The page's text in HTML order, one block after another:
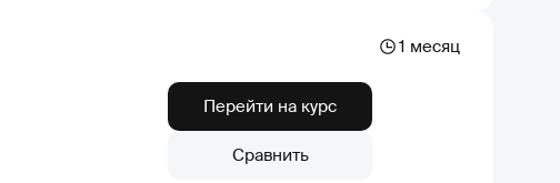
1 месяц
Перейти на курс
Сравнить